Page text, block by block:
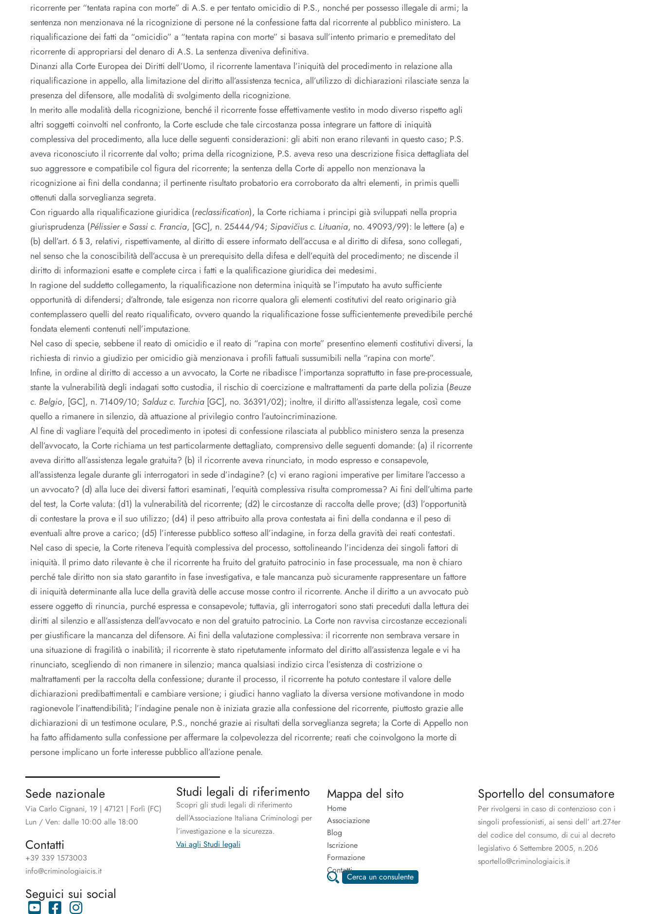
ricorrente per “tentata rapina con morte” di A.S. e per tentato omicidio di P.S., nonché per possesso illegale di armi; la
sentenza non menzionava né la ricognizione di persone né la confessione fatta dal ricorrente al pubblico ministero. La
riqualificazione dei fatti da “omicidio” a “tentata rapina con morte” si basava sull’intento primario e premeditato del
ricorrente di appropriarsi del denaro di A.S. La sentenza diveniva definitiva.
Dinanzi alla Corte Europea dei Diritti dell’Uomo, il ricorrente lamentava l’iniquità del procedimento in relazione alla
riqualificazione in appello, alla limitazione del diritto all’assistenza tecnica, all’utilizzo di dichiarazioni rilasciate senza la
presenza del difensore, alle modalità di svolgimento della ricognizione.
In merito alle modalità della ricognizione, benché il ricorrente fosse effettivamente vestito in modo diverso rispetto agli
altri soggetti coinvolti nel confronto, la Corte esclude che tale circostanza possa integrare un fattore di iniquità
complessiva del procedimento, alla luce delle seguenti considerazioni: gli abiti non erano rilevanti in questo caso; P.S.
aveva riconosciuto il ricorrente dal volto; prima della ricognizione, P.S. aveva reso una descrizione fisica dettagliata del
suo aggressore e compatibile col figura del ricorrente; la sentenza della Corte di appello non menzionava la
ricognizione ai fini della condanna; il pertinente risultato probatorio era corroborato da altri elementi, in primis quelli
ottenuti dalla sorveglianza segreta.
Con riguardo alla riqualificazione giuridica (reclassification), la Corte richiama i principi già sviluppati nella propria
giurisprudenza (Pélissier e Sassi c. Francia, [GC], n. 25444/94; Sipavičius c. Lituania, no. 49093/99): le lettere (a) e
(b) dell’art. 6 § 3, relativi, rispettivamente, al diritto di essere informato dell’accusa e al diritto di difesa, sono collegati,
nel senso che la conoscibilità dell’accusa è un prerequisito della difesa e dell’equità del procedimento; ne discende il
diritto di informazioni esatte e complete circa i fatti e la qualificazione giuridica dei medesimi.
In ragione del suddetto collegamento, la riqualificazione non determina iniquità se l’imputato ha avuto sufficiente
opportunità di difendersi; d’altronde, tale esigenza non ricorre qualora gli elementi costitutivi del reato originario già
contemplassero quelli del reato riqualificato, ovvero quando la riqualificazione fosse sufficientemente prevedibile perché
fondata elementi contenuti nell’imputazione.
Nel caso di specie, sebbene il reato di omicidio e il reato di “rapina con morte” presentino elementi costitutivi diversi, la
richiesta di rinvio a giudizio per omicidio già menzionava i profili fattuali sussumibili nella “rapina con morte”.
Infine, in ordine al diritto di accesso a un avvocato, la Corte ne ribadisce l’importanza soprattutto in fase pre-processuale,
stante la vulnerabilità degli indagati sotto custodia, il rischio di coercizione e maltrattamenti da parte della polizia (Beuze
c. Belgio, [GC], n. 71409/10; Salduz c. Turchia [GC], no. 36391/02); inoltre, il diritto all’assistenza legale, così come
quello a rimanere in silenzio, dà attuazione al privilegio contro l’autoincriminazione.
Al fine di vagliare l’equità del procedimento in ipotesi di confessione rilasciata al pubblico ministero senza la presenza
dell’avvocato, la Corte richiama un test particolarmente dettagliato, comprensivo delle seguenti domande: (a) il ricorrente
aveva diritto all’assistenza legale gratuita? (b) il ricorrente aveva rinunciato, in modo espresso e consapevole,
all’assistenza legale durante gli interrogatori in sede d’indagine? (c) vi erano ragioni imperative per limitare l’accesso a
un avvocato? (d) alla luce dei diversi fattori esaminati, l’equità complessiva risulta compromessa? Ai fini dell’ultima parte
del test, la Corte valuta: (d1) la vulnerabilità del ricorrente; (d2) le circostanze di raccolta delle prove; (d3) l’opportunità
di contestare la prova e il suo utilizzo; (d4) il peso attribuito alla prova contestata ai fini della condanna e il peso di
eventuali altre prove a carico; (d5) l’interesse pubblico sotteso all’indagine, in forza della gravità dei reati contestati.
Nel caso di specie, la Corte riteneva l’equità complessiva del processo, sottolineando l’incidenza dei singoli fattori di
iniquità. Il primo dato rilevante è che il ricorrente ha fruito del gratuito patrocinio in fase processuale, ma non è chiaro
perché tale diritto non sia stato garantito in fase investigativa, e tale mancanza può sicuramente rappresentare un fattore
di iniquità determinante alla luce della gravità delle accuse mosse contro il ricorrente. Anche il diritto a un avvocato può
essere oggetto di rinuncia, purché espressa e consapevole; tuttavia, gli interrogatori sono stati preceduti dalla lettura dei
diritti al silenzio e all’assistenza dell’avvocato e non del gratuito patrocinio. La Corte non ravvisa circostanze eccezionali
per giustificare la mancanza del difensore. Ai fini della valutazione complessiva: il ricorrente non sembrava versare in
una situazione di fragilità o inabilità; il ricorrente è stato ripetutamente informato del diritto all’assistenza legale e vi ha
rinunciato, scegliendo di non rimanere in silenzio; manca qualsiasi indizio circa l’esistenza di costrizione o
maltrattamenti per la raccolta della confessione; durante il processo, il ricorrente ha potuto contestare il valore delle
dichiarazioni predibattimentali e cambiare versione; i giudici hanno vagliato la diversa versione motivandone in modo
ragionevole l’inattendibilità; l’indagine penale non è iniziata grazie alla confessione del ricorrente, piuttosto grazie alle
dichiarazioni di un testimone oculare, P.S., nonché grazie ai risultati della sorveglianza segreta; la Corte di Appello non
ha fatto affidamento sulla confessione per affermare la colpevolezza del ricorrente; reati che coinvolgono la morte di
persone implicano un forte interesse pubblico all’azione penale.
Sede nazionale
Via Carlo Cignani, 19 | 47121 | Forlì (FC)
Lun / Ven: dalle 10:00 alle 18:00
Contatti
+39 339 1573003
info@criminologiaicis.it
Seguici sui social
Studi legali di riferimento
Scopri gli studi legali di riferimento
dell’Associazione Italiana Criminologi per
l’investigazione e la sicurezza.
Vai agli Studi legali
Mappa del sito
Home
Associazione
Blog
Iscrizione
Formazione
Contatti
Cerca un consulente
Sportello del consumatore
Per rivolgersi in caso di contenzioso con i
singoli professionisti, ai sensi dell’ art.27-ter
del codice del consumo, di cui al decreto
legislativo 6 Settembre 2005, n.206
sportello@criminologiaicis.it